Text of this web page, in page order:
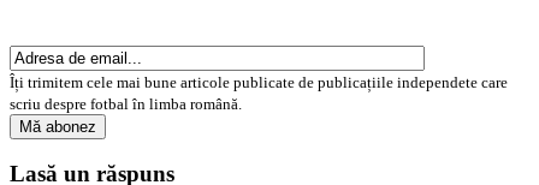
Îți trimitem cele mai bune articole publicate de publicațiile independete care
scriu despre fotbal în limba română.
Lasă un răspuns